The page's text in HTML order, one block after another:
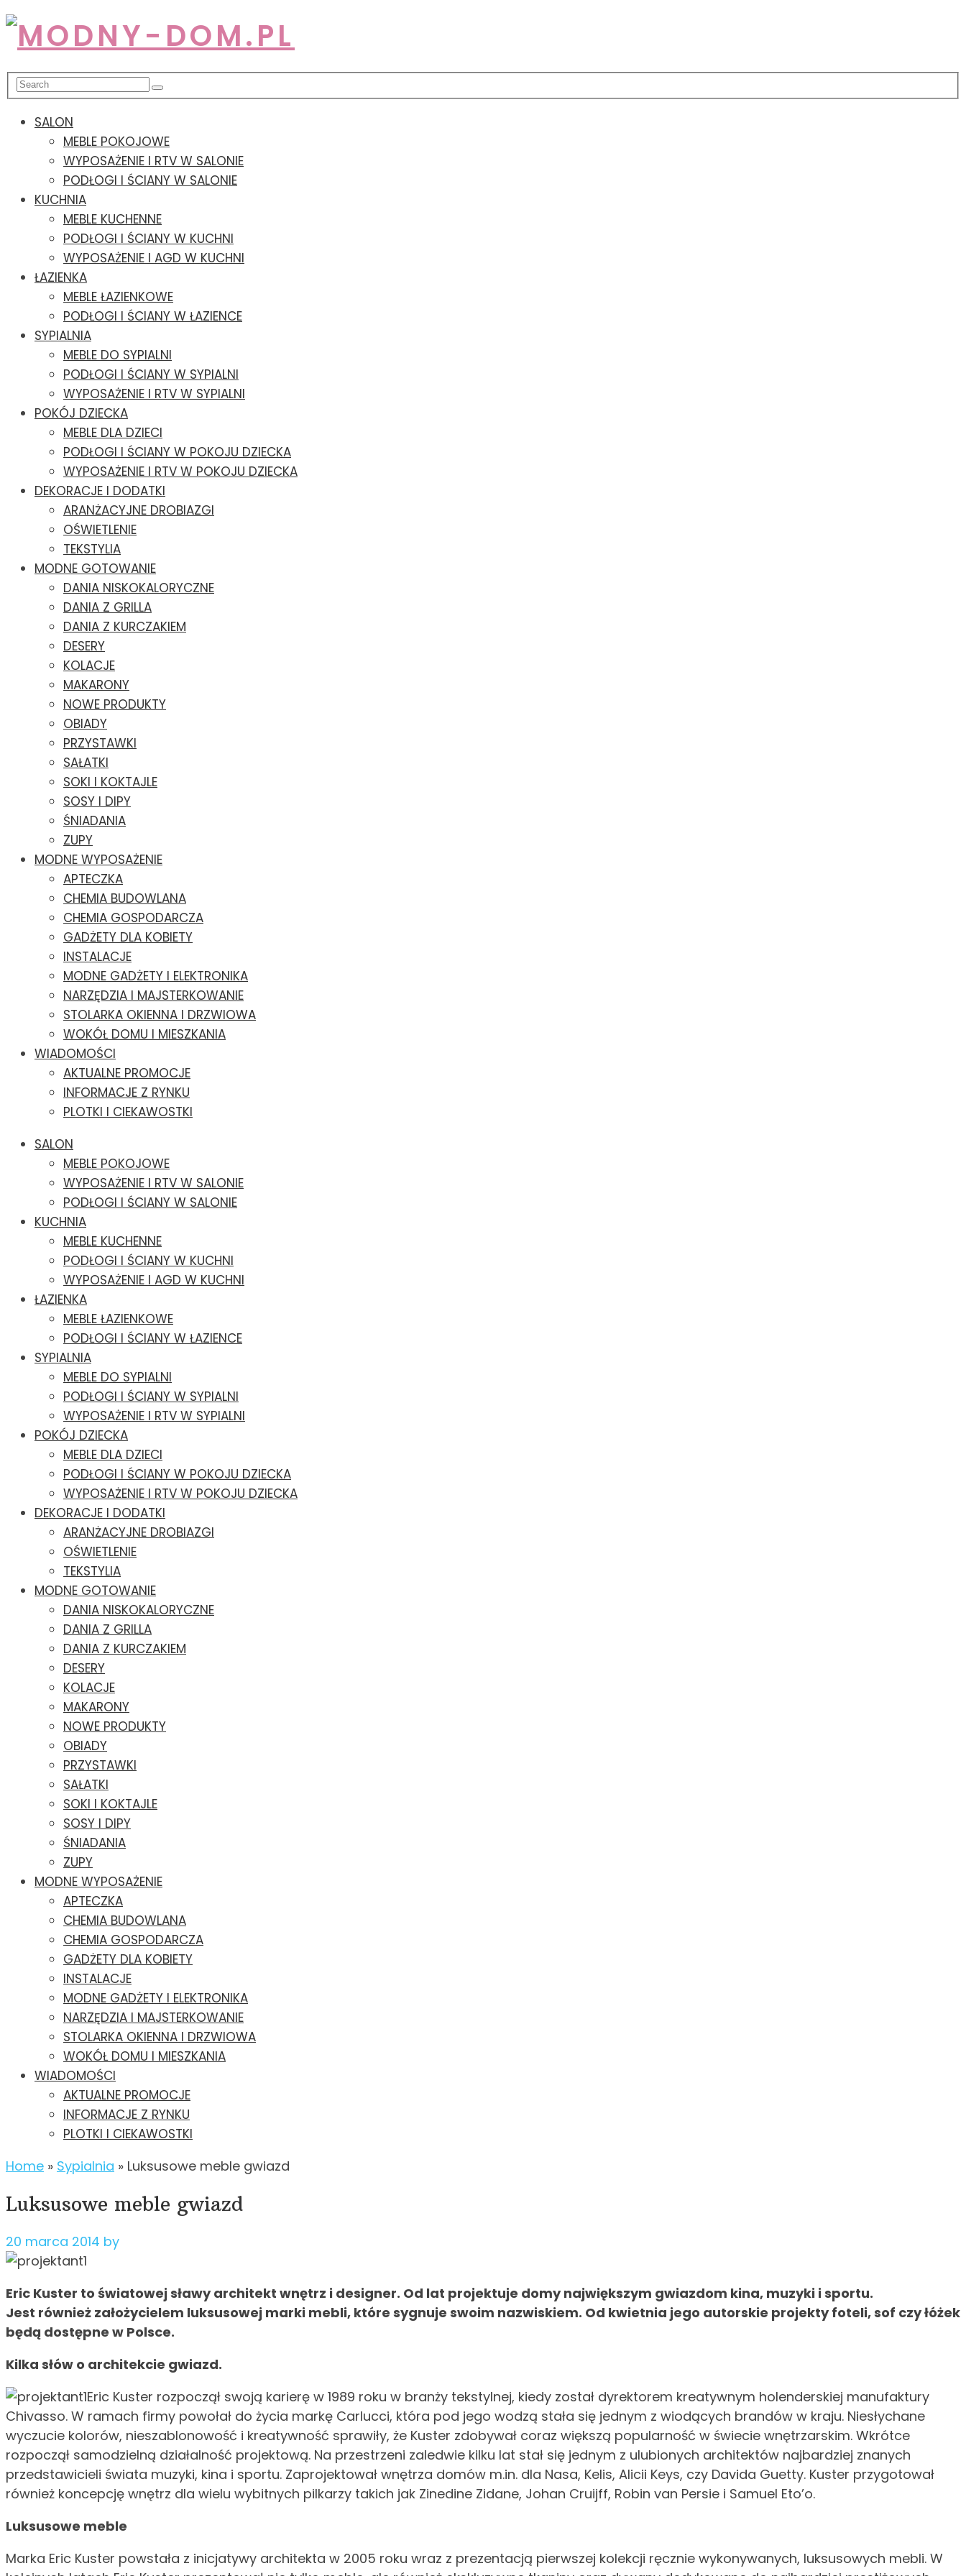
SALON
MEBLE POKOJOWE
WYPOSAŻENIE I RTV W SALONIE
PODŁOGI I ŚCIANY W SALONIE
KUCHNIA
MEBLE KUCHENNE
PODŁOGI I ŚCIANY W KUCHNI
WYPOSAŻENIE I AGD W KUCHNI
ŁAZIENKA
MEBLE ŁAZIENKOWE
PODŁOGI I ŚCIANY W ŁAZIENCE
SYPIALNIA
MEBLE DO SYPIALNI
PODŁOGI I ŚCIANY W SYPIALNI
WYPOSAŻENIE I RTV W SYPIALNI
POKÓJ DZIECKA
MEBLE DLA DZIECI
PODŁOGI I ŚCIANY W POKOJU DZIECKA
WYPOSAŻENIE I RTV W POKOJU DZIECKA
DEKORACJE I DODATKI
ARANŻACYJNE DROBIAZGI
OŚWIETLENIE
TEKSTYLIA
MODNE GOTOWANIE
DANIA NISKOKALORYCZNE
DANIA Z GRILLA
DANIA Z KURCZAKIEM
DESERY
KOLACJE
MAKARONY
NOWE PRODUKTY
OBIADY
PRZYSTAWKI
SAŁATKI
SOKI I KOKTAJLE
SOSY I DIPY
ŚNIADANIA
ZUPY
MODNE WYPOSAŻENIE
APTECZKA
CHEMIA BUDOWLANA
CHEMIA GOSPODARCZA
GADŻETY DLA KOBIETY
INSTALACJE
MODNE GADŻETY I ELEKTRONIKA
NARZĘDZIA I MAJSTERKOWANIE
STOLARKA OKIENNA I DRZWIOWA
WOKÓŁ DOMU I MIESZKANIA
WIADOMOŚCI
AKTUALNE PROMOCJE
INFORMACJE Z RYNKU
PLOTKI I CIEKAWOSTKI
SALON
MEBLE POKOJOWE
WYPOSAŻENIE I RTV W SALONIE
PODŁOGI I ŚCIANY W SALONIE
KUCHNIA
MEBLE KUCHENNE
PODŁOGI I ŚCIANY W KUCHNI
WYPOSAŻENIE I AGD W KUCHNI
ŁAZIENKA
MEBLE ŁAZIENKOWE
PODŁOGI I ŚCIANY W ŁAZIENCE
SYPIALNIA
MEBLE DO SYPIALNI
PODŁOGI I ŚCIANY W SYPIALNI
WYPOSAŻENIE I RTV W SYPIALNI
POKÓJ DZIECKA
MEBLE DLA DZIECI
PODŁOGI I ŚCIANY W POKOJU DZIECKA
WYPOSAŻENIE I RTV W POKOJU DZIECKA
DEKORACJE I DODATKI
ARANŻACYJNE DROBIAZGI
OŚWIETLENIE
TEKSTYLIA
MODNE GOTOWANIE
DANIA NISKOKALORYCZNE
DANIA Z GRILLA
DANIA Z KURCZAKIEM
DESERY
KOLACJE
MAKARONY
NOWE PRODUKTY
OBIADY
PRZYSTAWKI
SAŁATKI
SOKI I KOKTAJLE
SOSY I DIPY
ŚNIADANIA
ZUPY
MODNE WYPOSAŻENIE
APTECZKA
CHEMIA BUDOWLANA
CHEMIA GOSPODARCZA
GADŻETY DLA KOBIETY
INSTALACJE
MODNE GADŻETY I ELEKTRONIKA
NARZĘDZIA I MAJSTERKOWANIE
STOLARKA OKIENNA I DRZWIOWA
WOKÓŁ DOMU I MIESZKANIA
WIADOMOŚCI
AKTUALNE PROMOCJE
INFORMACJE Z RYNKU
PLOTKI I CIEKAWOSTKI
Home » Sypialnia » Luksusowe meble gwiazd
Luksusowe meble gwiazd
20 marca 2014 by
Eric Kuster to światowej sławy architekt wnętrz i designer. Od lat projektuje domy największym gwiazdom kina, muzyki i sportu.
Jest również założycielem luksusowej marki mebli, które sygnuje swoim nazwiskiem. Od kwietnia jego autorskie projekty foteli, sof czy łóżek
będą dostępne w Polsce.
Kilka słów o architekcie gwiazd.
Eric Kuster rozpoczął swoją karierę w 1989 roku w branży tekstylnej, kiedy został dyrektorem kreatywnym holenderskiej manufaktury
Chivasso. W ramach firmy powołał do życia markę Carlucci, która pod jego wodzą stała się jednym z wiodących brandów w kraju. Niesłychane
wyczucie kolorów, nieszablonowość i kreatywność sprawiły, że Kuster zdobywał coraz większą popularność w świecie wnętrzarskim. Wkrótce
rozpoczął samodzielną działalność projektową. Na przestrzeni zaledwie kilku lat stał się jednym z ulubionych architektów najbardziej znanych
przedstawicieli świata muzyki, kina i sportu. Zaprojektował wnętrza domów m.in. dla Nasa, Kelis, Alicii Keys, czy Davida Guetty. Kuster przygotował
również koncepcję wnętrz dla wielu wybitnych pilkarzy takich jak Zinedine Zidane, Johan Cruijff, Robin van Persie i Samuel Eto’o.
Luksusowe meble
Marka Eric Kuster powstała z inicjatywy architekta w 2005 roku wraz z prezentacją pierwszej kolekcji ręcznie wykonywanych, luksusowych mebli. W